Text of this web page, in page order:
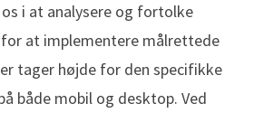
os i at analysere og fortolke
at implementere målrettede
tager højde for den specifikke
både mobil og desktop. Ved